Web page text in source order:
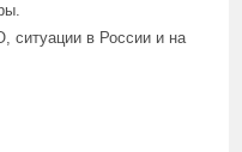
ситуации в России и на